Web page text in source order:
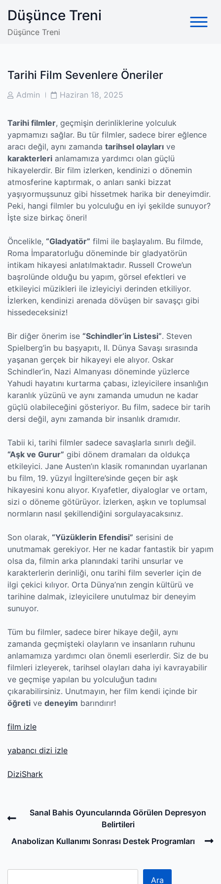
content
Düşünce Treni
Düşünce Treni
Tarihi Film Sevenlere Öneriler
PostAdmin
PostHaziran 18, 2025
Tarihi filmler, geçmişin derinliklerine yolculuk
yapmamızı sağlar. Bu tür filmler, sadece birer eğlence
aracı değil, aynı zamanda tarihsel olayları ve
karakterleri anlamamıza yardımcı olan güçlü
hikayelerdir. Bir film izlerken, kendinizi o dönemin
atmosferine kaptırmak, o anları sanki bizzat
yaşıyormuşsunuz gibi hissetmek harika bir deneyimdir.
Peki, hangi filmler bu yolculuğu en iyi şekilde sunuyor?
İşte size birkaç öneri!
Öncelikle, “Gladyatör” filmi ile başlayalım. Bu filmde,
Roma İmparatorluğu döneminde bir gladyatörün
intikam hikayesi anlatılmaktadır. Russell Crowe’un
başrolünde olduğu bu yapım, görsel efektleri ve
etkileyici müzikleri ile izleyiciyi derinden etkiliyor.
İzlerken, kendinizi arenada dövüşen bir savaşçı gibi
hissedeceksiniz!
Bir diğer önerim ise “Schindler’in Listesi”. Steven
Spielberg’in bu başyapıtı, II. Dünya Savaşı sırasında
yaşanan gerçek bir hikayeyi ele alıyor. Oskar
Schindler’in, Nazi Almanyası döneminde yüzlerce
Yahudi hayatını kurtarma çabası, izleyicilere insanlığın
karanlık yüzünü ve aynı zamanda umudun ne kadar
güçlü olabileceğini gösteriyor. Bu film, sadece bir tarih
dersi değil, aynı zamanda bir insanlık dramıdır.
Tabii ki, tarihi filmler sadece savaşlarla sınırlı değil.
“Aşk ve Gurur” gibi dönem dramaları da oldukça
etkileyici. Jane Austen’ın klasik romanından uyarlanan
bu film, 19. yüzyıl İngiltere’sinde geçen bir aşk
hikayesini konu alıyor. Kıyafetler, diyaloglar ve ortam,
sizi o döneme götürüyor. İzlerken, aşkın ve toplumsal
normların nasıl şekillendiğini sorgulayacaksınız.
Son olarak, “Yüzüklerin Efendisi” serisini de
unutmamak gerekiyor. Her ne kadar fantastik bir yapım
olsa da, filmin arka planındaki tarihi unsurlar ve
karakterlerin derinliği, onu tarihi film severler için de
ilgi çekici kılıyor. Orta Dünya’nın zengin kültürü ve
tarihine dalmak, izleyicilere unutulmaz bir deneyim
sunuyor.
Tüm bu filmler, sadece birer hikaye değil, aynı
zamanda geçmişteki olayların ve insanların ruhunu
anlamamıza yardımcı olan önemli eserlerdir. Siz de bu
filmleri izleyerek, tarihsel olayları daha iyi kavrayabilir
ve geçmişe yapılan bu yolculuğun tadını
çıkarabilirsiniz. Unutmayın, her film kendi içinde bir
öğreti ve deneyim barındırır!
film izle
yabancı dizi izle
DiziShark
Post
PreviousSanal Bahis Oyuncularında Görülen Depresyon
Belirtileri
Anabolizan Kullanımı Sonrası Destek Programları
Ara